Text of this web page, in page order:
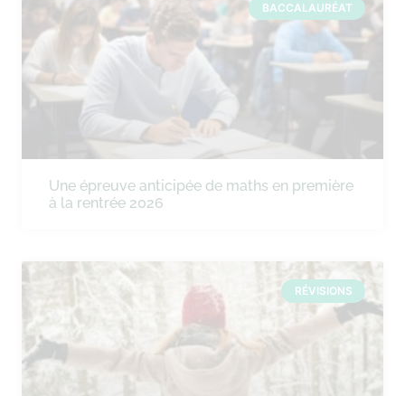
BACCALAURÉAT
Une épreuve anticipée de maths en première
à la rentrée 2026
RÉVISIONS